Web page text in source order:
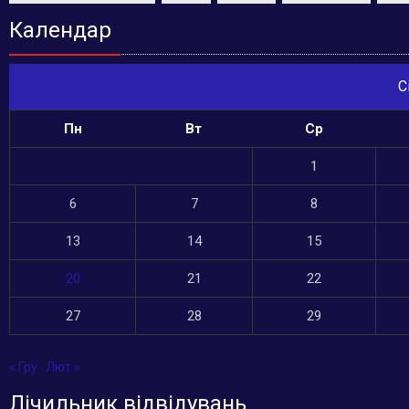
Календар
Пн Вт Ср
1
6 7 8
13 14 15
20 21 22
27 28 29
« Гру Лют »
Лічильник відвідувань